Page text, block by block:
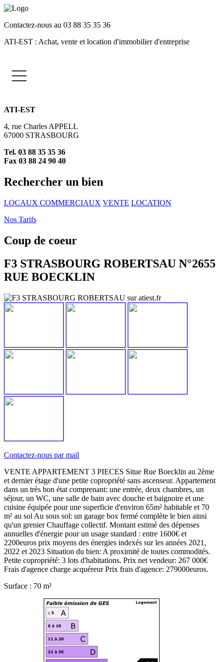
Contactez-nous au 03 88 35 35 36
ATI-EST : Achat, vente et location d'immobilier d'entreprise
ATI-EST
4, rue Charles APPELL
67000 STRASBOURG
Tel. 03 88 35 35 36
Fax 03 88 24 90 40
Rechercher un bien
LOCAUX COMMERCIAUX VENTE LOCATION
Nos Tarifs
Coup de coeur
F3 STRASBOURG ROBERTSAU N°2655
RUE BOECKLIN
Contactez-nous par mail
VENTE APPARTEMENT 3 PIECES Situe Rue Boecklin au 2ème
et dernier étage d'une petite copropriété sans ascenseur. Appartement
dans un très bon état comprenant: une entrée, deux chambres, un
séjour, un WC, une salle de bain avec douche et baignoire et une
cuisine équipée pour une superficie d'environ 65m² habitable et 70
m² au sol Au sous sol: un garage box fermé complète le bien ainsi
qu'un grenier Chauffage collectif. Montant estimé des dépenses
annuelles d'énergie pour un usage standard : entre 1600€ et
2200euros prix moyens des énergies indexés sur les années 2021,
2022 et 2023 Situation du bien: A proximité de toutes commodités.
Petite copropriété: 3 lots d'habitations. Prix net vendeur: 267 000€
Frais d'agence charge acquéreur Prix frais d'agence: 279000euros.
Surface : 70 m²